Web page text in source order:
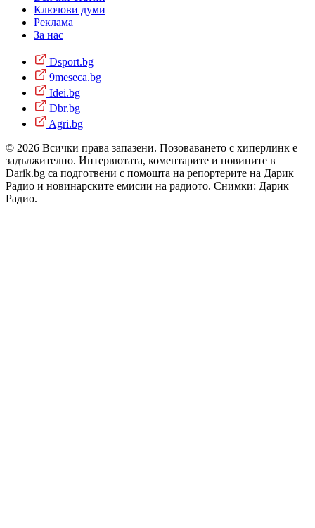
Ключови думи
Реклама
За нас
Dsport.bg
9meseca.bg
Idei.bg
Dbr.bg
Agri.bg
© 2026 Всички права запазени. Позоваването с хиперлинк е
задължително. Интервютата, коментарите и новините в
Darik.bg са подготвени с помощта на репортерите на Дарик
Радио и новинарските емисии на радиото. Снимки: Дарик
Радио.